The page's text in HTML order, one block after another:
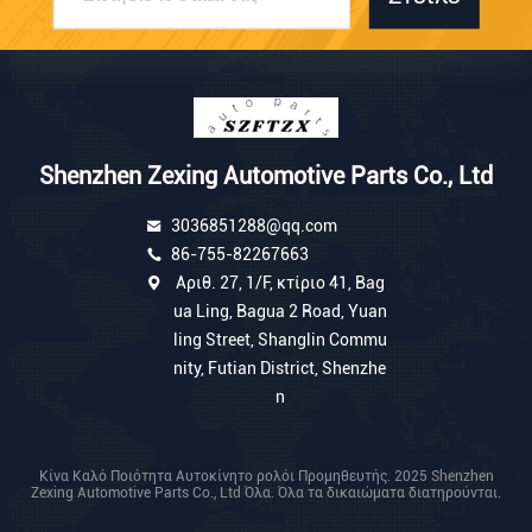
χρησιμοποιούμε Διεθνή ειδική
γραμμή, FedEx, DHL, UPS για
αποστολή, και ο χρόνος αποστολής
είναι συνήθως 5-15 εργάσιμες
ημέρες.Ο εκτιμώμενος χρόνος για
προχωρημένη αποστολή στο Global
Shenzhen Zexing Automotive Parts Co., Ltd
3036851288@qq.com
86-755-82267663
Αριθ. 27, 1/F, κτίριο 41, Bag
ua Ling, Bagua 2 Road, Yuan
ling Street, Shanglin Commu
nity, Futian District, Shenzhe
n
Κίνα Καλό Ποιότητα Αυτοκίνητο ρολόι Προμηθευτής. 2025 Shenzhen
Zexing Automotive Parts Co., Ltd Όλα. Όλα τα δικαιώματα διατηρούνται.